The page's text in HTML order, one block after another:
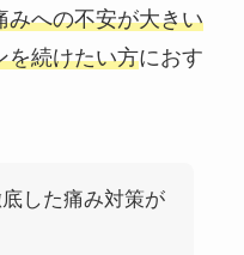
みへの不安が大きい
を続けたい方におす
した痛み対策が